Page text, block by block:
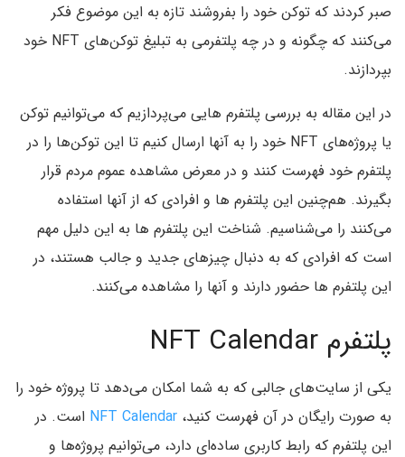
صبر کردند که توکن خود را بفروشند تازه به این موضوع فکر
می‌کنند که چگونه و در چه پلتفرمی به تبلیغ توکن‌های NFT خود
بپردازند.
در این مقاله به بررسی پلتفرم هایی می‌پردازیم که می‌توانیم توکن
یا پروژه‌های NFT خود را به آنها ارسال کنیم تا این توکن‌ها را در
پلتفرم خود فهرست کنند و در معرض مشاهده عموم مردم قرار
بگیرند. هم‌چنین این پلتفرم ها و افرادی که از آنها استفاده
می‌کنند را می‌شناسیم. شناخت این پلتفرم ها به این دلیل مهم
است که افرادی که به دنبال چیزهای جدید و جالب هستند، در
این پلتفرم ها حضور دارند و آنها را مشاهده می‌کنند.
پلتفرم NFT Calendar
یکی از سایت‌های جالبی که به شما امکان می‌دهد تا پروژه خود را
به صورت رایگان در آن فهرست کنید، NFT Calendar است. در
این پلتفرم که رابط کاربری ساده‌ای دارد، می‌توانیم پروژه‌ها و